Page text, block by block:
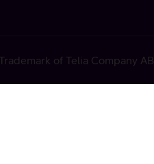
of Telia Company AB